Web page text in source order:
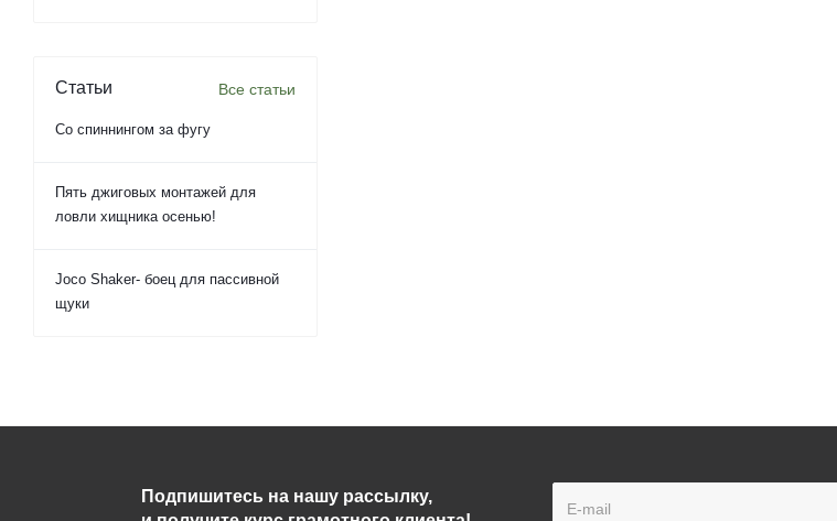
Статьи Все статьи
Со спиннингом за фугу
Пять джиговых монтажей для
ловли хищника осенью!
Joco Shaker- боец для пассивной
щуки
Подпишитесь на нашу рассылку,